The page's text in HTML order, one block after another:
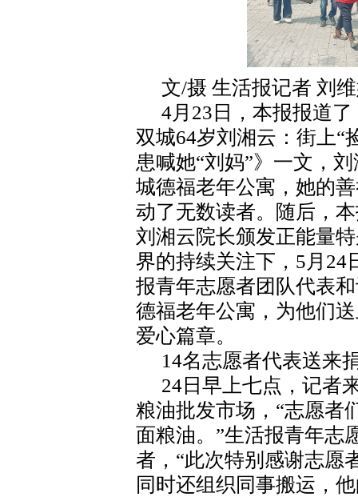
文/摄 生活报记者 刘
4月23日，本报报道
双城64岁刘湘云：街上“
患喊她“刘妈”》一文，
城德福老年公寓，她的
动了无数读者。随后，
刘湘云院长颁发正能量
界的持续关注下，5月24
报青年志愿者团队代表
德福老年公寓，为他们
爱心篇章。
14名志愿者代表送来
24日早上七点，记
粮油批发市场，“志愿者
面粮油。”生活报青年志
者，“此次特别感谢志愿
同时还组织同事搬运，